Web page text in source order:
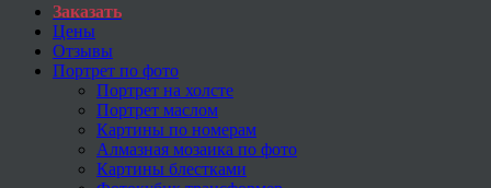
Заказать
Цены
Отзывы
Портрет по фото
Портрет на холсте
Портрет маслом
Картины по номерам
Алмазная мозаика по фото
Картины блестками